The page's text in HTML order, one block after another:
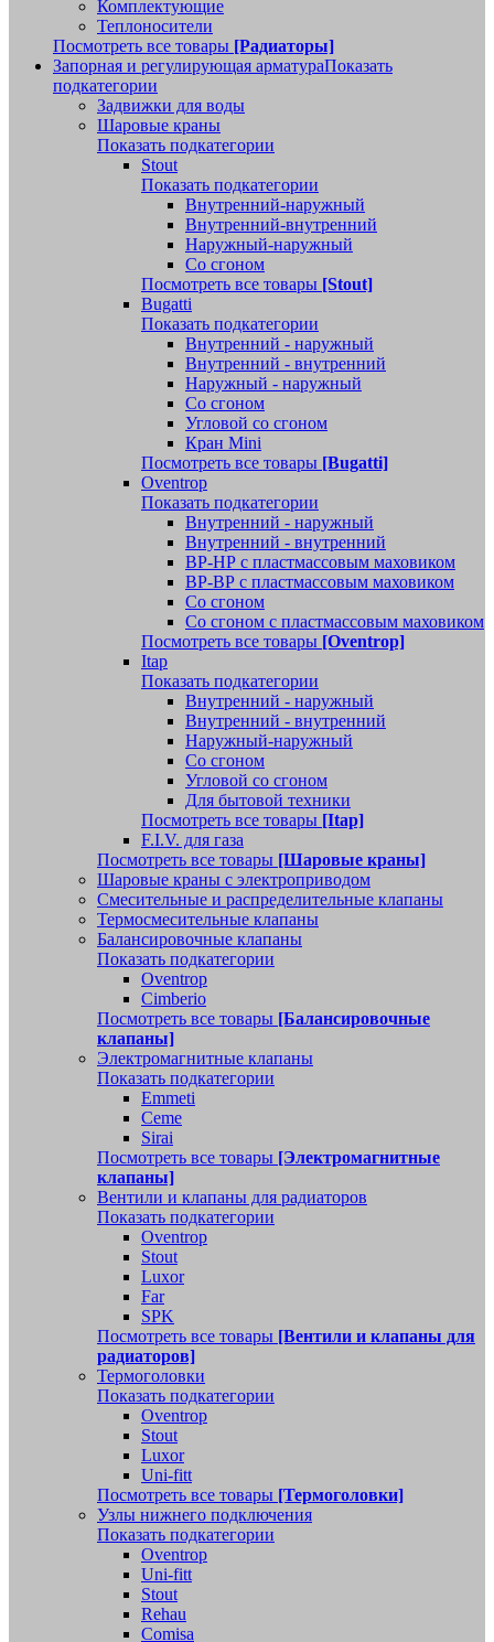
Комплектующие
Теплоносители
Посмотреть все товары [Радиаторы]
Запорная и регулирующая арматураПоказать
подкатегории
Задвижки для воды
Шаровые краны
Показать подкатегории
Stout
Показать подкатегории
Внутренний-наружный
Внутренний-внутренний
Наружный-наружный
Со сгоном
Посмотреть все товары [Stout]
Bugatti
Показать подкатегории
Внутренний - наружный
Внутренний - внутренний
Наружный - наружный
Со сгоном
Угловой со сгоном
Кран Mini
Посмотреть все товары [Bugatti]
Oventrop
Показать подкатегории
Внутренний - наружный
Внутренний - внутренний
ВР-НР с пластмассовым маховиком
ВР-ВР с пластмассовым маховиком
Со сгоном
Со сгоном с пластмассовым маховиком
Посмотреть все товары [Oventrop]
Itap
Показать подкатегории
Внутренний - наружный
Внутренний - внутренний
Наружный-наружный
Со сгоном
Угловой со сгоном
Для бытовой техники
Посмотреть все товары [Itap]
F.I.V. для газа
Посмотреть все товары [Шаровые краны]
Шаровые краны с электроприводом
Смесительные и распределительные клапаны
Термосмесительные клапаны
Балансировочные клапаны
Показать подкатегории
Oventrop
Cimberio
Посмотреть все товары [Балансировочные
клапаны]
Электромагнитные клапаны
Показать подкатегории
Emmeti
Ceme
Sirai
Посмотреть все товары [Электромагнитные
клапаны]
Вентили и клапаны для радиаторов
Показать подкатегории
Oventrop
Stout
Luxor
Far
SPK
Посмотреть все товары [Вентили и клапаны для
радиаторов]
Термоголовки
Показать подкатегории
Oventrop
Stout
Luxor
Uni-fitt
Посмотреть все товары [Термоголовки]
Узлы нижнего подключения
Показать подкатегории
Oventrop
Uni-fitt
Stout
Rehau
Comisa